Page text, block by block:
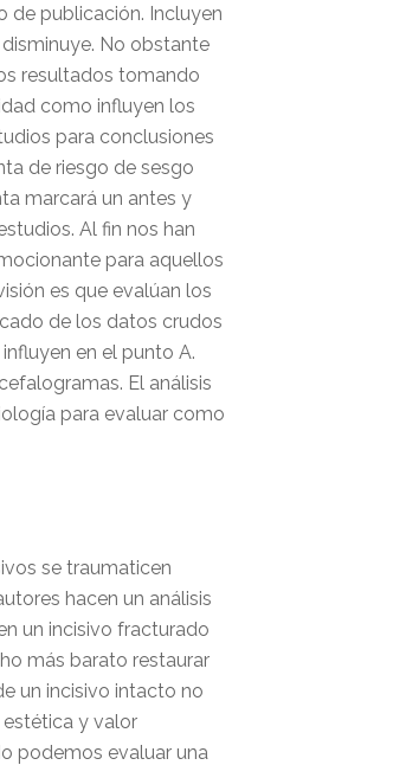
de publicación. Incluyen
No obstante
resultados tomando
como influyen los
para conclusiones
de riesgo de sesgo
marcará un antes y
Al fin nos han
para aquellos
es que evalúan los
de los datos crudos
en el punto A.
El análisis
para evaluar como
se traumaticen
hacen un análisis
un incisivo fracturado
más barato restaurar
un incisivo intacto no
estética y valor
podemos evaluar una